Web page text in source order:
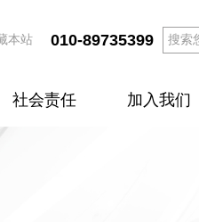
本站 010-89735399
社会责任 加入我们